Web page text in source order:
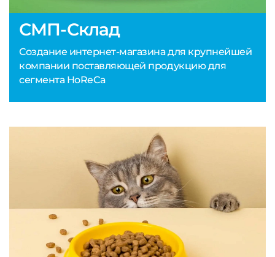
СМП-Склад
Создание интернет-магазина для крупнейшей
компании поставляющей продукцию для
сегмента HoReCa